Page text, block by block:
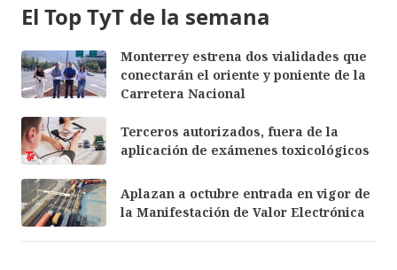
El Top TyT de la semana
Monterrey estrena dos vialidades que
conectarán el oriente y poniente de la
Carretera Nacional
Terceros autorizados, fuera de la
aplicación de exámenes toxicológicos
Aplazan a octubre entrada en vigor de
la Manifestación de Valor Electrónica